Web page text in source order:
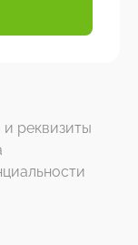
и реквизиты